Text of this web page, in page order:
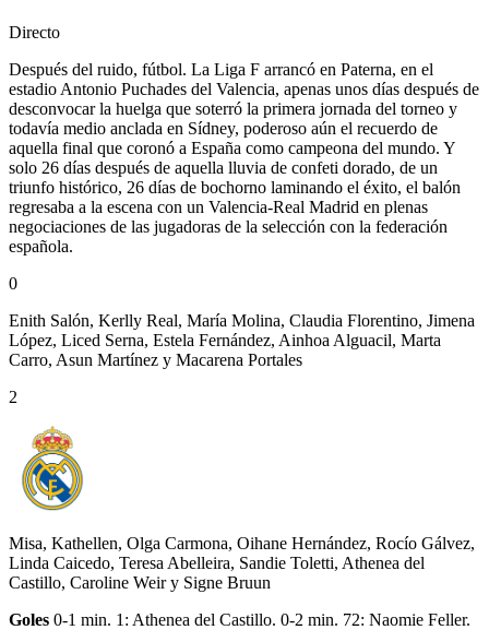
Directo
Después del ruido, fútbol. La Liga F arrancó en Paterna, en el
estadio Antonio Puchades del Valencia, apenas unos días después de
desconvocar la huelga que soterró la primera jornada del torneo y
todavía medio anclada en Sídney, poderoso aún el recuerdo de
aquella final que coronó a España como campeona del mundo. Y
solo 26 días después de aquella lluvia de confeti dorado, de un
triunfo histórico, 26 días de bochorno laminando el éxito, el balón
regresaba a la escena con un Valencia-Real Madrid en plenas
negociaciones de las jugadoras de la selección con la federación
española.
0
Enith Salón, Kerlly Real, María Molina, Claudia Florentino, Jimena
López, Liced Serna, Estela Fernández, Ainhoa Alguacil, Marta
Carro, Asun Martínez y Macarena Portales
2
Misa, Kathellen, Olga Carmona, Oihane Hernández, Rocío Gálvez,
Linda Caicedo, Teresa Abelleira, Sandie Toletti, Athenea del
Castillo, Caroline Weir y Signe Bruun
Goles 0-1 min. 1: Athenea del Castillo. 0-2 min. 72: Naomie Feller.